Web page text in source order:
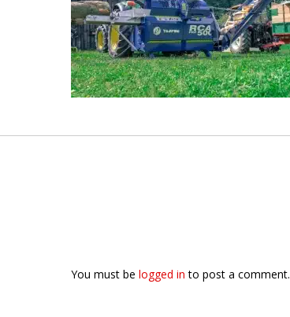
You must be logged in to post a comment.